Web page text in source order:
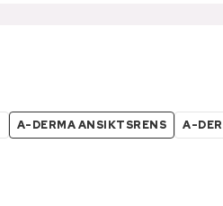
A-DERMA ANSIKTSRENS A-